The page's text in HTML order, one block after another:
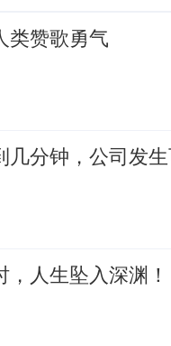
类赞歌勇气
几分钟，公司发
人生坠入深渊！